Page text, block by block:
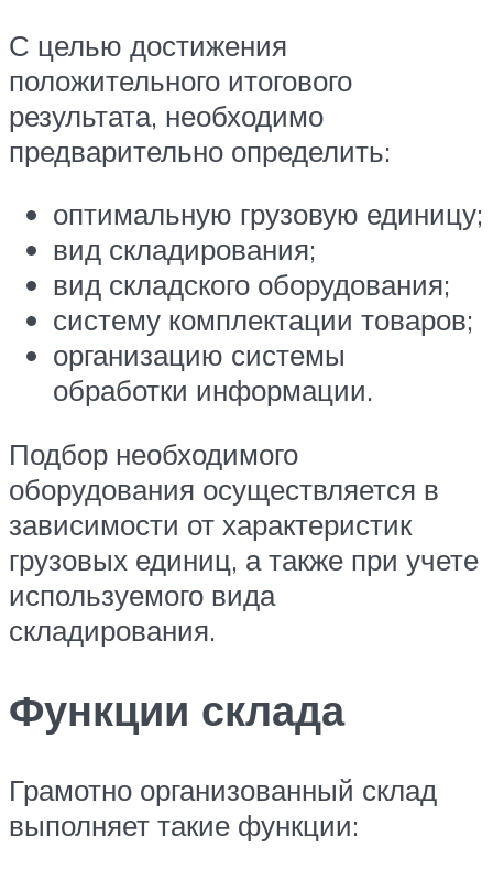
С целью достижения
положительного итогового
результата, необходимо
предварительно определить:
оптимальную грузовую единицу;
вид складирования;
вид складского оборудования;
систему комплектации товаров;
организацию системы
обработки информации.
Подбор необходимого
оборудования осуществляется в
зависимости от характеристик
грузовых единиц, а также при учете
используемого вида
складирования.
Функции склада
Грамотно организованный склад
выполняет такие функции: